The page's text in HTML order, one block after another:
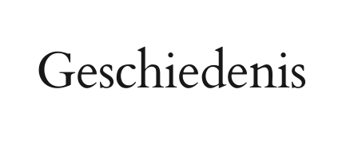
Geschiedenis